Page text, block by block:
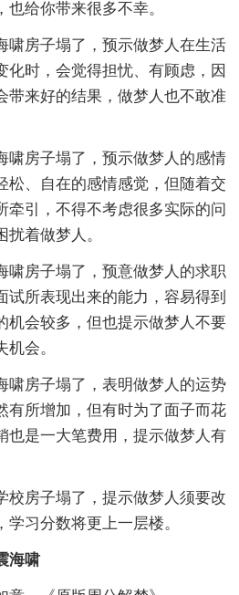
给你带来很多不幸。
啸房子塌了，预示做梦人在生活
化时，会觉得担忧、有顾虑，因
带来好的结果，做梦人也不敢准
啸房子塌了，预示做梦人的感情
松、自在的感情感觉，但随着交
牵引，不得不考虑很多实际的问
着做梦人。
啸房子塌了，预意做梦人的求职
试所表现出来的能力，容易得到
机会较多，但也提示做梦人不要
会。
啸房子塌了，表明做梦人的运势
有所增加，但有时为了面子而花
也是一大笔费用，提示做梦人有
校房子塌了，提示做梦人须要改
习分数将更上一层楼。
海啸